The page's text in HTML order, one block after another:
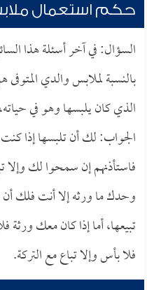
حكم استعمال
السؤال: في آخر أسئلة هذا
بالنسبة لملابس والدي
الذي كان يلبسها وهو في
الجواب: لك أن تلبسها إذا
فاستأذنهم إن سمحوا لك وإلا
وحدك ما ورثه إلا أنت فلك
تبيعها، أما إذا كان معك
فلا بأس وإلا تباع مع التركة.